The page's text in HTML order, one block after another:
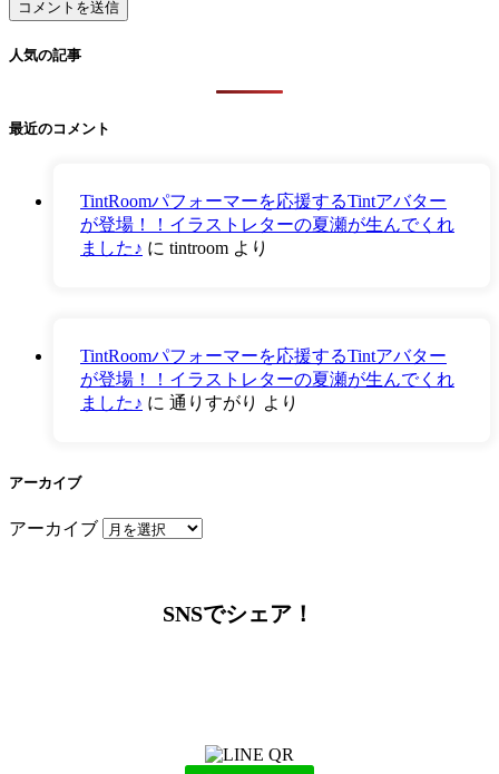
人気の記事
最近のコメント
TintRoomパフォーマーを応援するTintアバター
が登場！！イラストレターの夏瀬が生んでくれ
ました♪ に tintroom より
TintRoomパフォーマーを応援するTintアバター
が登場！！イラストレターの夏瀬が生んでくれ
ました♪ に 通りすがり より
アーカイブ
アーカイブ
SNSでシェア！